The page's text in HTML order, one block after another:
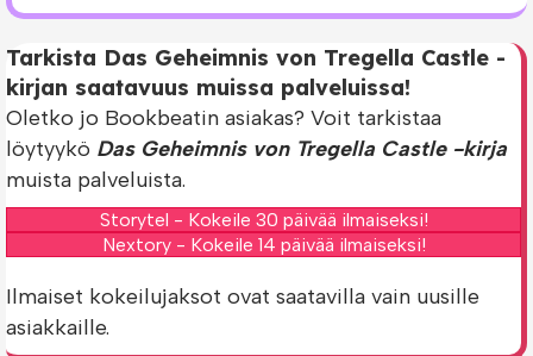
Tarkista Das Geheimnis von Tregella Castle -
kirjan saatavuus muissa palveluissa!
Oletko jo Bookbeatin asiakas? Voit tarkistaa
löytyykö Das Geheimnis von Tregella Castle -kirja
muista palveluista.
Storytel - Kokeile 30 päivää ilmaiseksi!
Nextory - Kokeile 14 päivää ilmaiseksi!
Ilmaiset kokeilujaksot ovat saatavilla vain uusille
asiakkaille.